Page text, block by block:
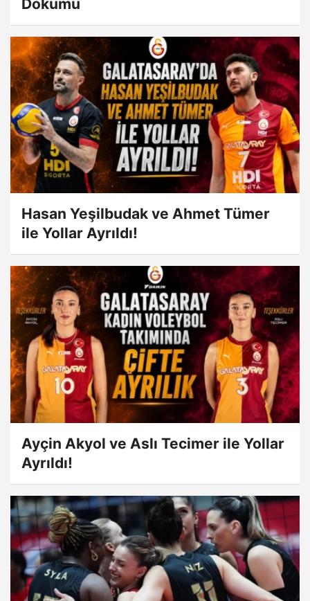
Dökümü
Hasan Yeşilbudak ve Ahmet Tümer
ile Yollar Ayrıldı!
Ayçin Akyol ve Aslı Tecimer ile Yollar
Ayrıldı!